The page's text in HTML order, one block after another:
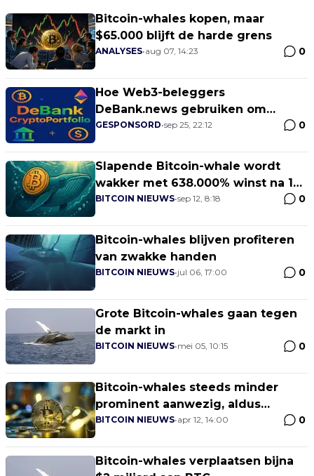
Bitcoin-whales kopen, maar
$65.000 blijft de harde grens
ANALYSES•aug 07, 14:23 0
Hoe Web3-beleggers
DeBank.news gebruiken om
whale-portefeuilles te volgen en
GESPONSORD•sep 25, 22:12 0
Slapende Bitcoin-whale wordt
wakker met 638.000% winst na 13
jaar
BITCOIN NIEUWS•sep 12, 8:18 0
Bitcoin-whales blijven profiteren
van zwakke handen
BITCOIN NIEUWS•jul 06, 17:00 0
Grote Bitcoin-whales gaan tegen
de markt in
BITCOIN NIEUWS•mei 05, 10:15 0
Bitcoin-whales steeds minder
prominent aanwezig, aldus
Santiment
BITCOIN NIEUWS•apr 12, 14:00 0
Bitcoin-whales verplaatsen bijna